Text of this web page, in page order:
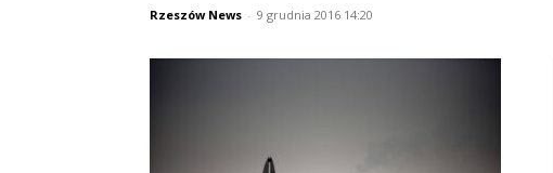
Rzeszów News - 9 grudnia 2016 14:20